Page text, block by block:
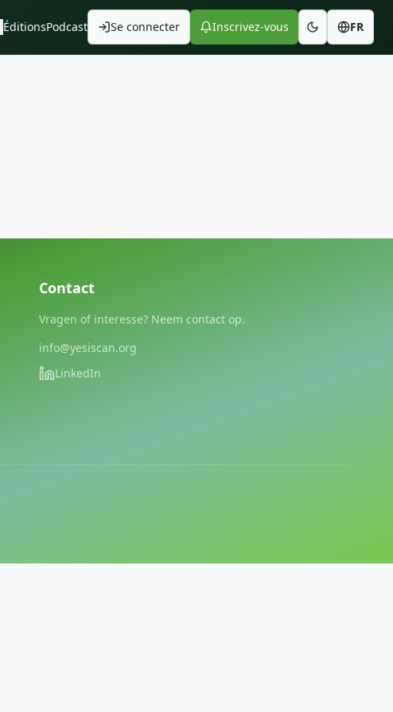
ÉditionsPodcast Se connecter Inscrivez-vous FR
Contact
Vragen of interesse? Neem contact op.
info@yesiscan.org
LinkedIn